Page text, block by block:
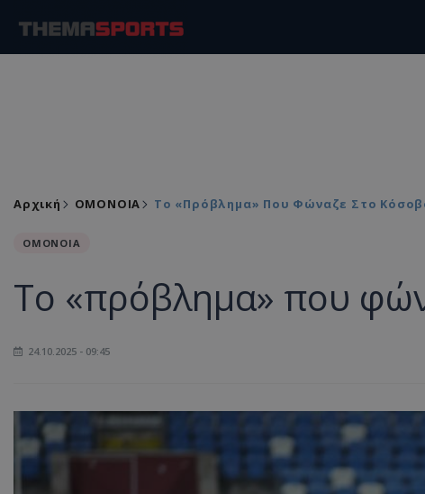
Αρχική ΟΜΟΝΟΙΑ To «πρόβλημα» Που Φώναζε Στο
ΟΜΟΝΟΙΑ
To «πρόβλημα» που
24.10.2025 - 09:45